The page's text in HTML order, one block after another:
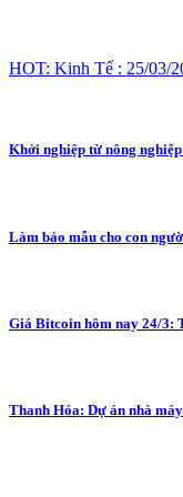
HOT: Kinh Tế : 25/03/
Khởi nghiệp từ nông nghiệp
Làm bảo mẫu cho con
Giá Bitcoin hôm nay 24/3:
Thanh Hóa: Dự án nhà